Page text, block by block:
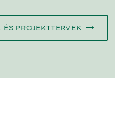
ÉS PROJEKTTERVEK